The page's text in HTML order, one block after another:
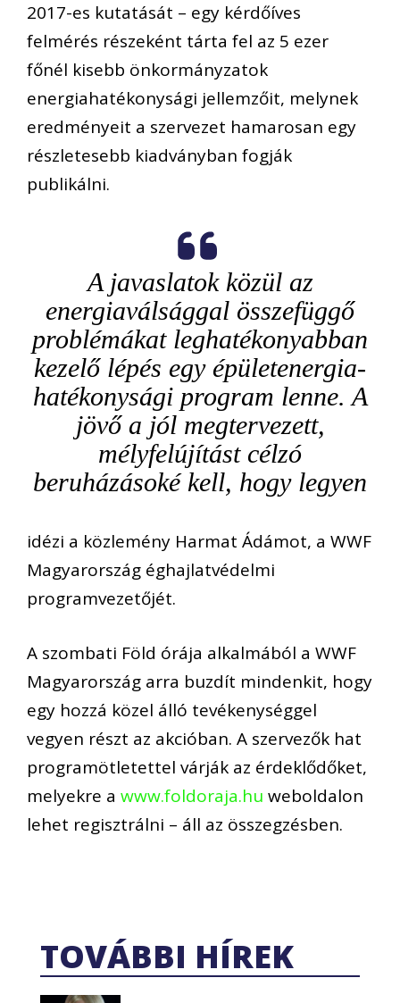
2017-es kutatását – egy kérdőíves
felmérés részeként tárta fel az 5 ezer
főnél kisebb önkormányzatok
energiahatékonysági jellemzőit, melynek
eredményeit a szervezet hamarosan egy
részletesebb kiadványban fogják
publikálni.
A javaslatok közül az
energiaválsággal összefüggő
problémákat leghatékonyabban
kezelő lépés egy épületenergia-
hatékonysági program lenne. A
jövő a jól megtervezett,
mélyfelújítást célzó
beruházásoké kell, hogy legyen
idézi a közlemény Harmat Ádámot, a WWF
Magyarország éghajlatvédelmi
programvezetőjét.
A szombati Föld órája alkalmából a WWF
Magyarország arra buzdít mindenkit, hogy
egy hozzá közel álló tevékenységgel
vegyen részt az akcióban. A szervezők hat
programötletettel várják az érdeklődőket,
melyekre a www.foldoraja.hu weboldalon
lehet regisztrálni – áll az összegzésben.
TOVÁBBI HÍREK